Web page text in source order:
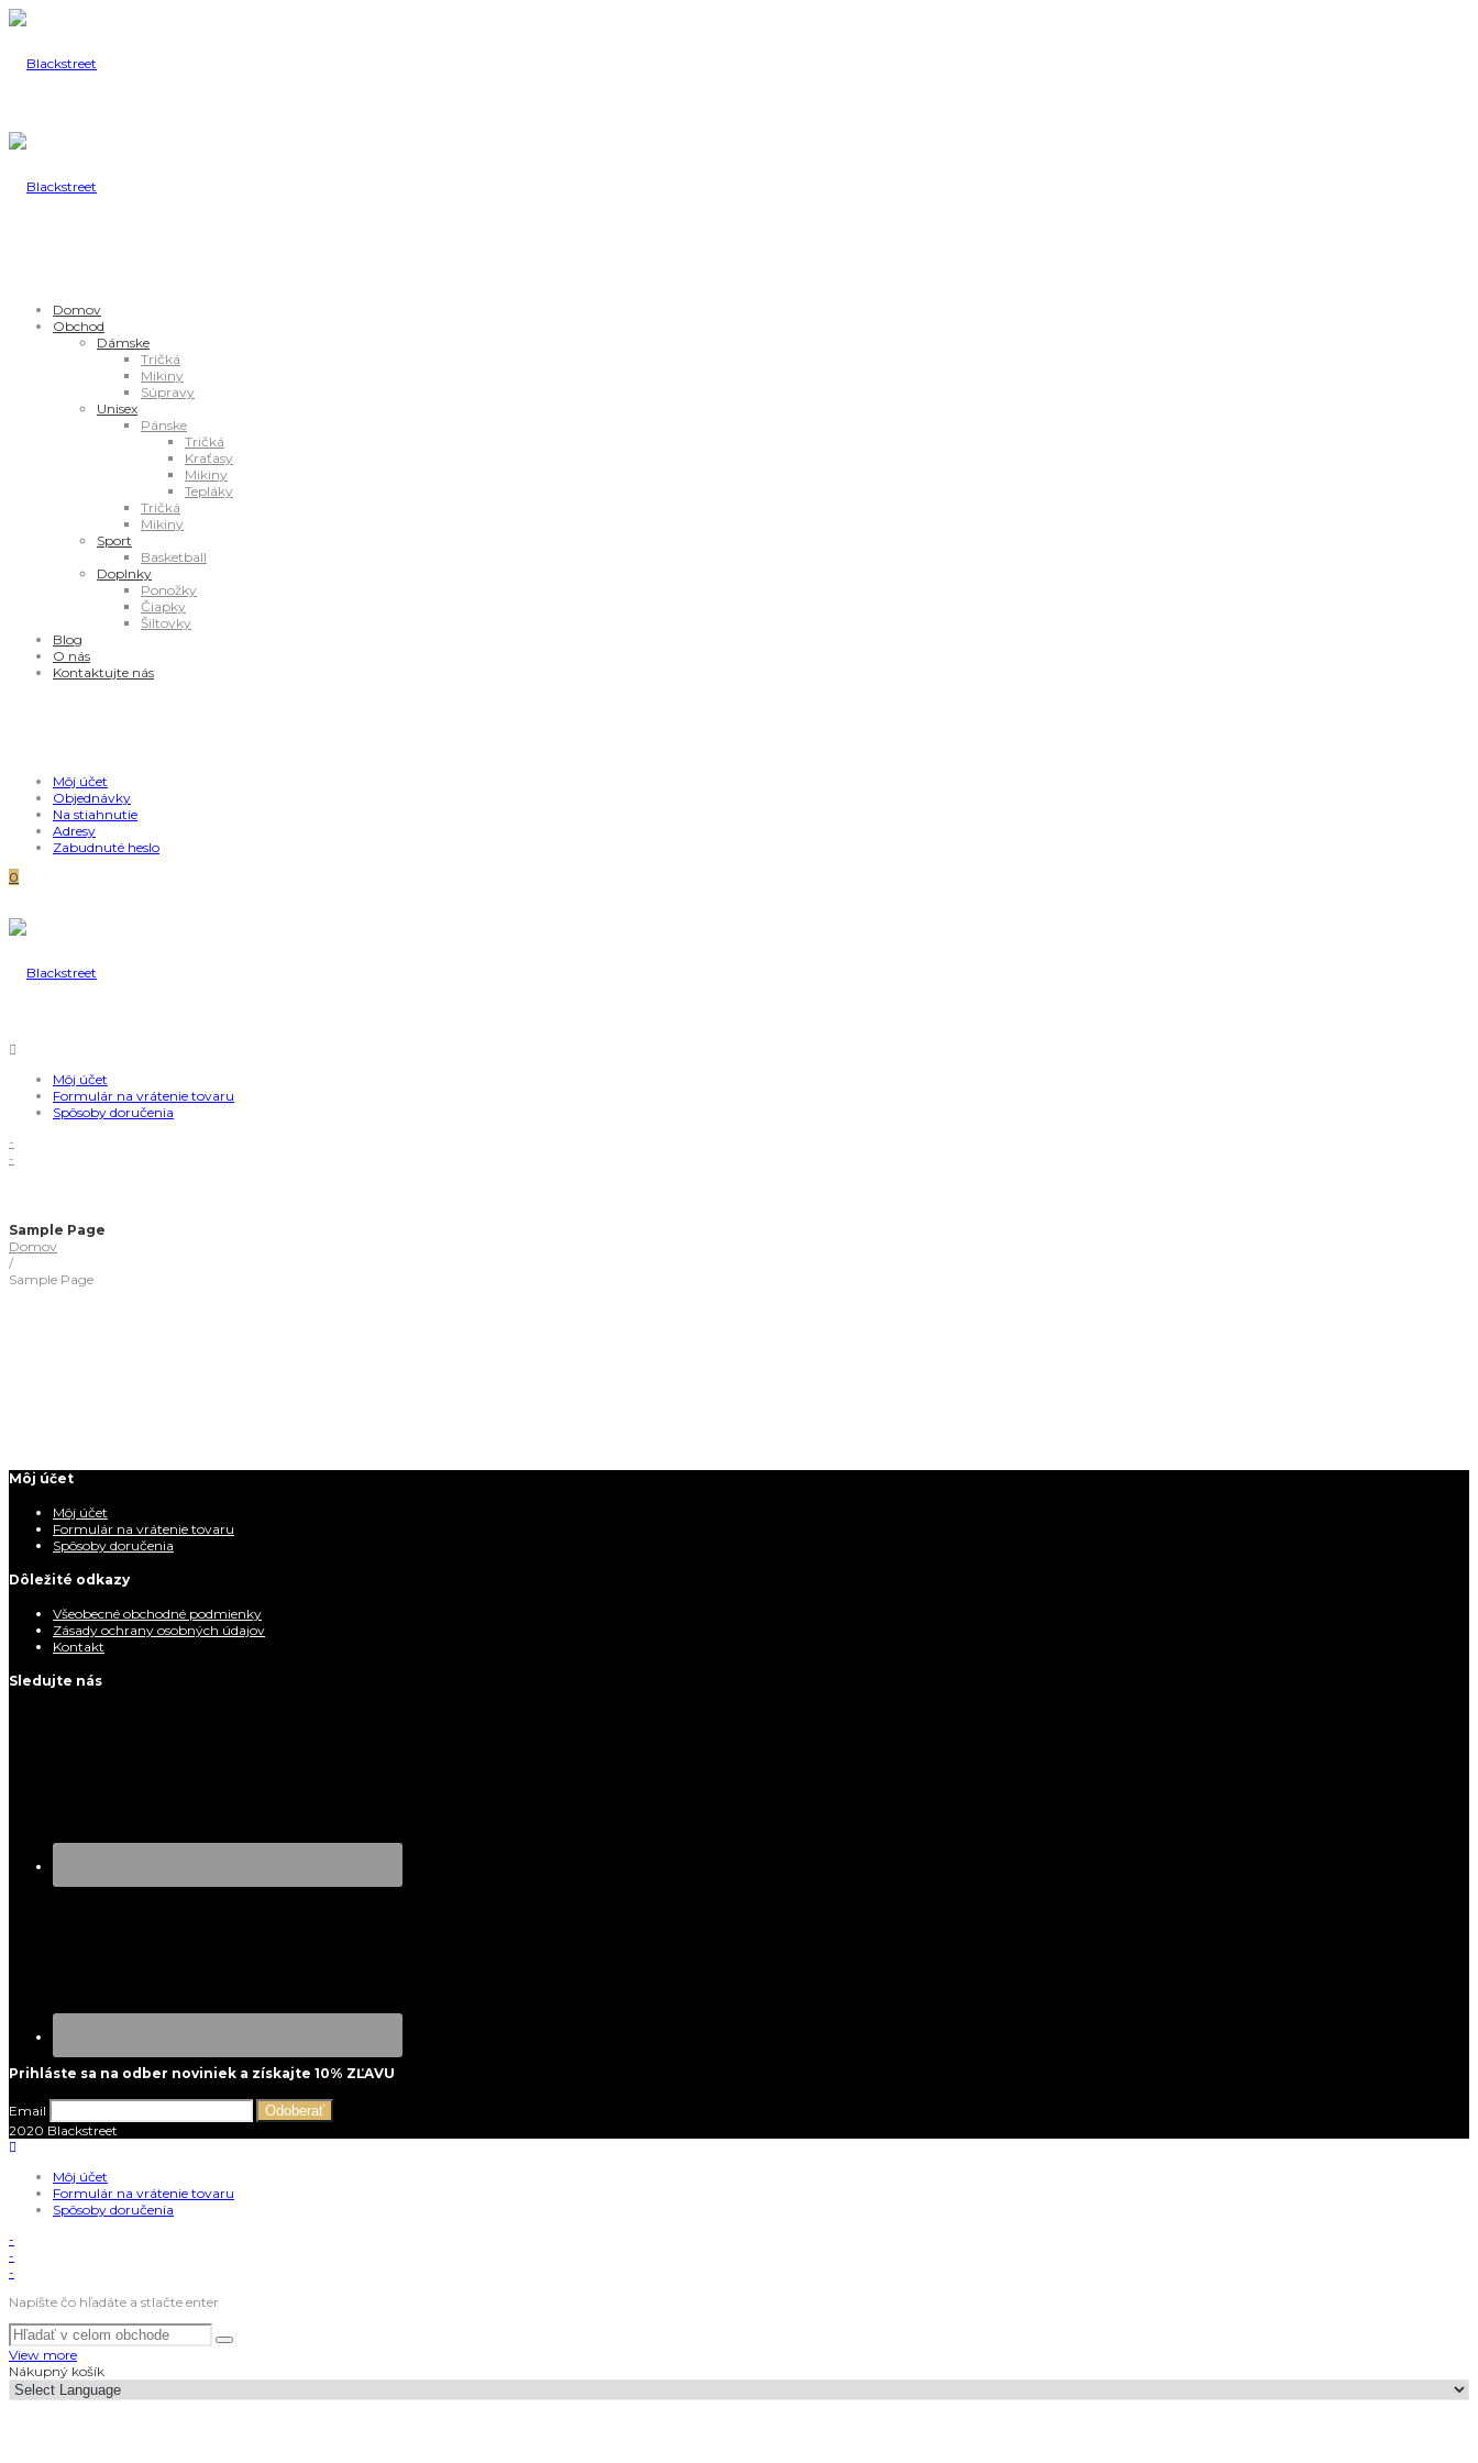
Domov
Obchod
Dámske
Tričká
Mikiny
Súpravy
Unisex
Pánske
Tričká
Kraťasy
Mikiny
Tepláky
Tričká
Mikiny
Sport
Basketball
Doplnky
Ponožky
Čiapky
Šiltovky
Blog
O nás
Kontaktujte nás
Môj účet
Objednávky
Na stiahnutie
Adresy
Zabudnuté heslo
0
Môj účet
Formulár na vrátenie tovaru
Spôsoby doručenia
-
-
Sample Page
Domov
/
Sample Page
Môj účet
Môj účet
Formulár na vrátenie tovaru
Spôsoby doručenia
Dôležité odkazy
Všeobecné obchodné podmienky
Zásady ochrany osobných údajov
Kontakt
Sledujte nás
Prihláste sa na odber noviniek a získajte 10% ZĽAVU
Email
Odoberať
2020 Blackstreet
Môj účet
Formulár na vrátenie tovaru
Spôsoby doručenia
-
-
-
Napíšte čo hľadáte a stlačte enter
View more
Nákupný košík